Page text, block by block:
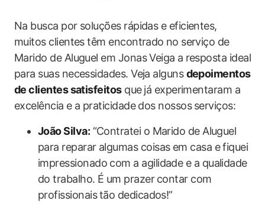
Na busca por soluções rápidas e eficientes,
muitos clientes têm encontrado ⁤no serviço de
Marido de Aluguel em Jonas Veiga a⁢ resposta ideal
para suas necessidades. Veja algunsdepoimentos
de clientes satisfeitosque⁣ já experimentaram a
excelência e a praticidade dos nossos ⁤serviços:
João Silva: “Contratei o Marido de Aluguel
para reparar algumas coisas em casa e fiquei
impressionado com a agilidade e a qualidade⁣
do trabalho. É um prazer ⁤contar com ​
profissionais⁣ tão dedicados!”